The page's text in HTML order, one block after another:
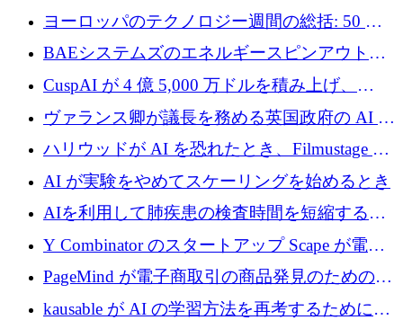
のために 300 万ユーロを調達
ヨーロッパのテクノロジー週間の総括: 50 以
上の取引に 10 億ユーロ以上を投資
BAEシステムズのエネルギースピンアウト原
子力タービンが1500万ポンドの資金調達でス
テルスから浮上
CuspAI が 4 億 5,000 万ドルを積み上げ、
Resist.UA が 5,000 万ユーロの基金を立ち上
げ、DSIT が廃止される
ヴァランス卿が議長を務める英国政府の AI タ
スクフォースが発足
ハリウッドが AI を恐れたとき、Filmustage は
代わりにプリプロダクションに賭けました
AI が実験をやめてスケーリングを始めるとき
AIを利用して肺疾患の検査時間を短縮する英
国のヘルステック挑戦者が1900万ドルを獲得
Y Combinator のスタートアップ Scape が電子
メールを再考するために 320 万ドルを調達し
てステルスから浮上
PageMind が電子商取引の商品発見のための
AI を拡張するために 120 万ユーロを調達
kausable が AI の学習方法を再考するために